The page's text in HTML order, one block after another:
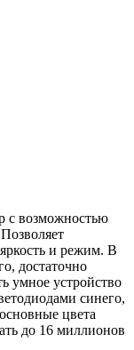
с возможностью
и режим. В
достаточно
умное устройство
синего,
цвета
до 16 миллионов